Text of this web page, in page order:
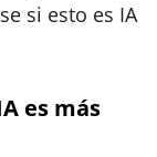
si esto es IA
es más